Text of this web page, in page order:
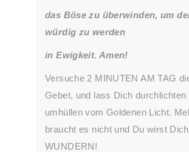
das Böse zu überwinden, um
würdig zu werden
in Ewigkeit. Amen!
Versuche 2 MINUTEN AM TAG
Gebet, und lass Dich durchlichten
umhüllen vom Goldenen Licht.
braucht es nicht und Du wirst Dich
WUNDERN!